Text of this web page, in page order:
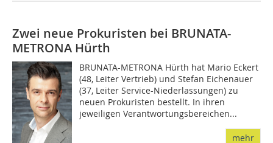
Zwei neue Prokuristen bei BRUNATA-
METRONA Hürth
BRUNATA-METRONA Hürth hat Mario Eckert
(48, Leiter Vertrieb) und Stefan Eichenauer
(37, Leiter Service-Niederlassungen) zu
neuen Prokuristen bestellt. In ihren
jeweiligen Verantwortungsbereichen...
mehr